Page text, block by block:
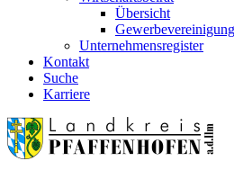
Übersicht
Unternehmensregister
Kontakt
Suche
Karriere